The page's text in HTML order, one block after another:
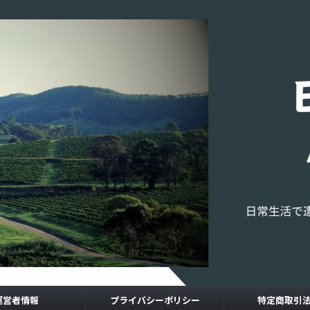
営者情報 プライバシーポリシー 特定商取引